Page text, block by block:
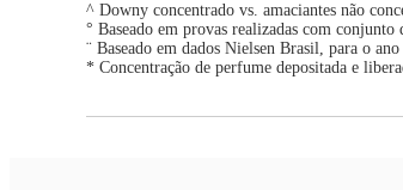
^ Downy concentrado vs. amaciantes não
° Baseado em provas realizadas com conjunto
¨ Baseado em dados Nielsen Brasil, para o
* Concentração de perfume depositada e